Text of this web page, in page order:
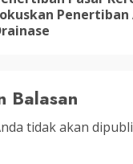
Penertiban
Balasan
tidak akan
2 min read
DPRD KATINGAN